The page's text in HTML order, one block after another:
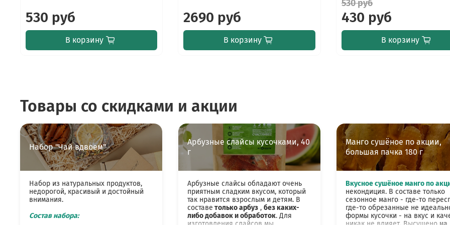
530 руб
В корзину
2690 руб
В корзину
530 руб
430 руб
В корзину
Товары со скидками и акции
Набор "Чай вдвоем"
Набор из натуральных продуктов,
недорогой, красивый и достойный
внимания.
Состав набора:
Арбузные слайсы кусочками, 40
г
Арбузные слайсы обладают очень
приятным сладким вкусом, который
так нравится взрослым и детям. В
составе только арбуз, без каких-
либо добавок и обработок. Для
Манго сушёное по акции,
большая пачка 180 г
Вкусное сушёное манго по
некондиция. В составе только
сезонное манго - где-то
где-то обрезанные не
формы кусочки - на вкус и